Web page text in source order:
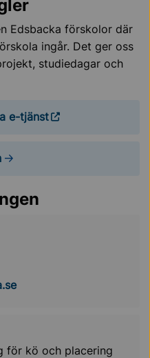
Edsbacka förskolor där
ingår. Det ger oss
studiedagar och
e-tjänst
för kö och placering